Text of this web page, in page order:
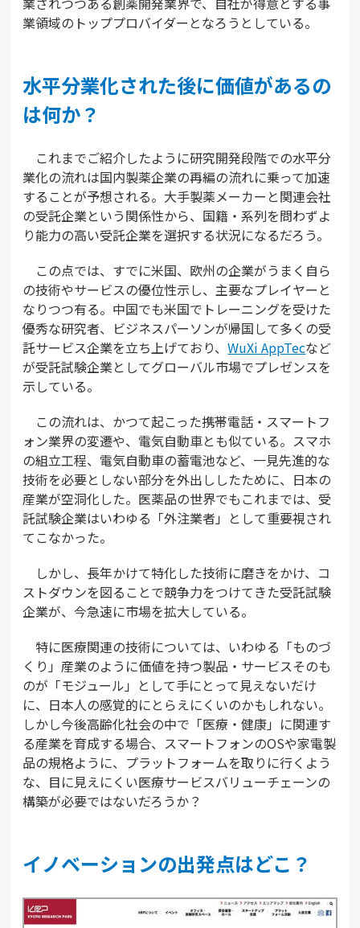
業領域のトッププロバイダーとなろうとしている。
水平分業化された後に価値があるの
は何か？
これまでご紹介したように研究開発段階での水平分
業化の流れは国内製薬企業の再編の流れに乗って加速
することが予想される。大手製薬メーカーと関連会社
の受託企業という関係性から、国籍・系列を問わずよ
り能力の高い受託企業を選択する状況になるだろう。
この点では、すでに米国、欧州の企業がうまく自ら
の技術やサービスの優位性示し、主要なプレイヤーと
なりつつ有る。中国でも米国でトレーニングを受けた
優秀な研究者、ビジネスパーソンが帰国して多くの受
託サービス企業を立ち上げており、WuXi AppTecなど
が受託試験企業としてグローバル市場でプレゼンスを
示している。
この流れは、かつて起こった携帯電話・スマートフ
ォン業界の変遷や、電気自動車とも似ている。スマホ
の組立工程、電気自動車の蓄電池など、一見先進的な
技術を必要としない部分を外出ししたために、日本の
産業が空洞化した。医薬品の世界でもこれまでは、受
託試験企業はいわゆる「外注業者」として重要視され
てこなかった。
しかし、長年かけて特化した技術に磨きをかけ、コ
ストダウンを図ることで競争力をつけてきた受託試験
企業が、今急速に市場を拡大している。
特に医療関連の技術については、いわゆる「ものづ
くり」産業のように価値を持つ製品・サービスそのも
のが「モジュール」として手にとって見えないだけ
に、日本人の感覚的にとらえにくいのかもしれない。
しかし今後高齢化社会の中で「医療・健康」に関連す
る産業を育成する場合、スマートフォンのOSや家電製
品の規格ように、プラットフォームを取りに行くよう
な、目に見えにくい医療サービスバリューチェーンの
構築が必要ではないだろうか？
イノベーションの出発点はどこ？